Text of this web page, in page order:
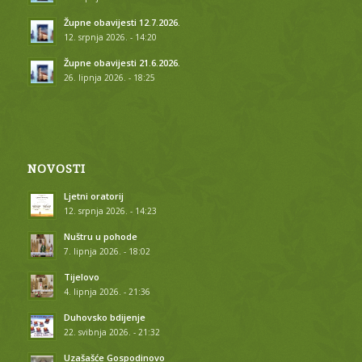
Župne obavijesti 12.7.2026.
12. srpnja 2026. - 14:20
Župne obavijesti 21.6.2026.
26. lipnja 2026. - 18:25
NOVOSTI
Ljetni oratorij
12. srpnja 2026. - 14:23
Nuštru u pohode
7. lipnja 2026. - 18:02
Tijelovo
4. lipnja 2026. - 21:36
Duhovsko bdijenje
22. svibnja 2026. - 21:32
Uzašašće Gospodinovo